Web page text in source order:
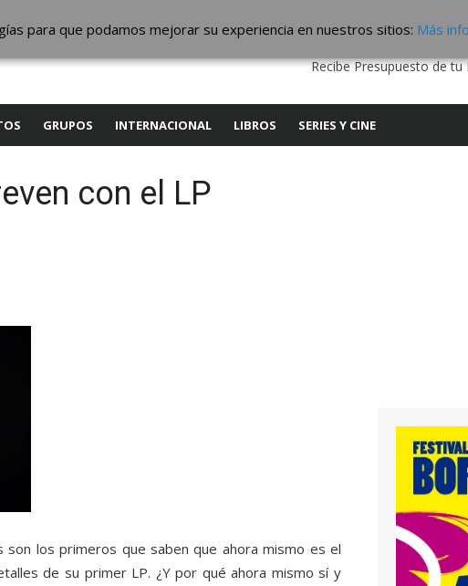
QUIENES SOMOS CONTACTO SERVICIOS EDITA TU
Recibe Presupuesto de tu
GRUPOS INTERNACIONAL LIBROS SERIES Y CINE
con el LP
son los primeros que saben que ahora mismo es el
de su primer LP. ¿Y por qué ahora mismo sí y
para que podamos mejorar su experiencia en nuestros sitios: Más